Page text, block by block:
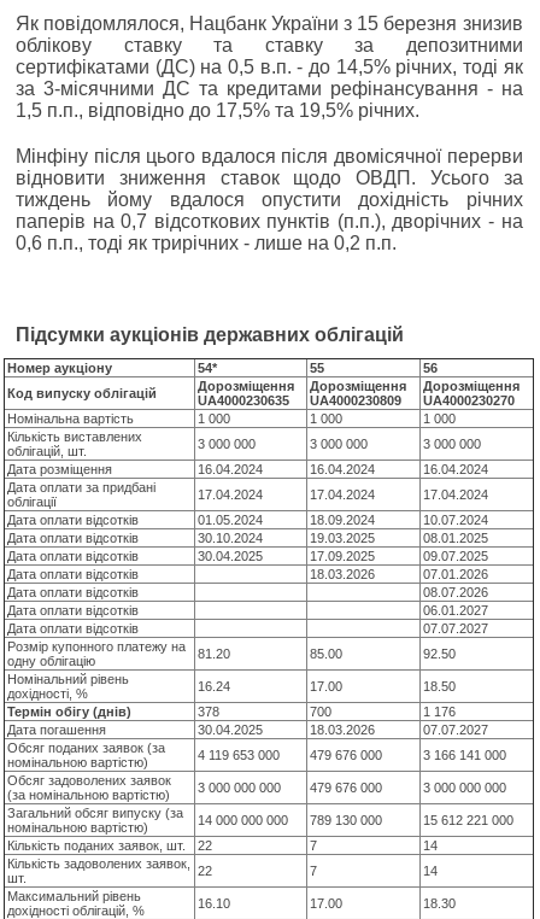
Як повідомлялося, Нацбанк України з 15 березня знизив
облікову ставку та ставку за депозитними
сертифікатами (ДС) на 0,5 в.п. - до 14,5% річних, тоді як
за 3-місячними ДС та кредитами рефінансування - на
1,5 п.п., відповідно до 17,5% та 19,5% річних.
Мінфіну після цього вдалося після двомісячної перерви
відновити зниження ставок щодо ОВДП. Усього за
тиждень йому вдалося опустити дохідність річних
паперів на 0,7 відсоткових пунктів (п.п.), дворічних - на
0,6 п.п., тоді як трирічних - лише на 0,2 п.п.
Підсумки аукціонів державних облігацій
Номер аукціону 54* 55
56
Код випуску облігацій
Дорозміщення
UA4000230635
Дорозміщення
UA4000230809
Дорозміщення
UA4000230270
Номінальна вартість
1 000 1 000
1 000
Кількість виставлених
облігацій, шт.
3 000 000 3 000 000
3 000 000
Дата розміщення
16.04.2024 16.04.2024
16.04.2024
Дата оплати за придбані
облігації
17.04.2024 17.04.2024
17.04.2024
Дата оплати відсотків
01.05.2024 18.09.2024
10.07.2024
Дата оплати відсотків
30.10.2024 19.03.2025
08.01.2025
Дата оплати відсотків
30.04.2025 17.09.2025
09.07.2025
Дата оплати відсотків
18.03.2026
07.01.2026
Дата оплати відсотків
08.07.2026
Дата оплати відсотків
06.01.2027
Дата оплати відсотків
07.07.2027
Розмір купонного платежу на
одну облігацію
81.20 85.00
92.50
Номінальний рівень
дохідності, %
16.24 17.00
18.50
Термін обігу (днів)
378 700
1 176
Дата погашення
30.04.2025 18.03.2026
07.07.2027
Обсяг поданих заявок (за
номінальною вартістю)
4 119 653 000 479 676 000
3 166 141 000
Обсяг задоволених заявок
(за номінальною вартістю)
3 000 000 000 479 676 000
3 000 000 000
Загальний обсяг випуску (за
номінальною вартістю)
14 000 000 000 789 130 000
15 612 221 000
Кількість поданих заявок, шт.
22 7
14
Кількість задоволених заявок,
шт.
22 7
14
Максимальний рівень
дохідності облігацій, %
16.10 17.00
18.30